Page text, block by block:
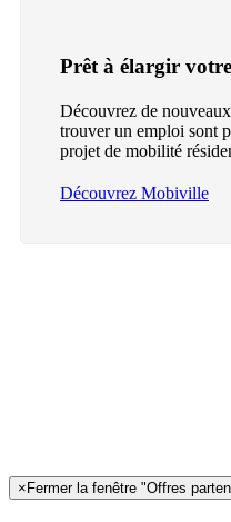
Prêt à élargir
Découvrez de
trouver un emploi sont
projet de mobilité
Découvrez Mobiville
× Fermer la fenêtre "Offres